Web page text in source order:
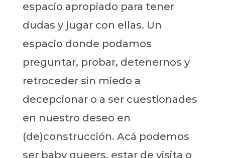
espacio apropiado para tener
dudas y jugar con ellas. Un
espacio donde podamos
preguntar, probar, detenernos y
retroceder sin miedo a
decepcionar o a ser cuestionades
en nuestro deseo en
(de)construcción. Acá podemos
ser baby queers, estar de visita o